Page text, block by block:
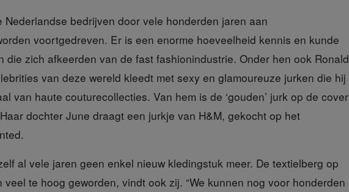
Nederlandse bedrijven door vele honderden jaren aan
voortgedreven. Er is een enorme hoeveelheid kennis en kunde
die zich afkeerden van de fast fashionindustrie. Onder hen ook Ronald
van deze wereld kleedt met sexy en glamoureuze jurken die hij
van haute couturecollecties. Van hem is de ‘gouden’ jurk op de cover
dochter June draagt een jurkje van H&M, gekocht op het
al vele jaren geen enkel nieuw kledingstuk meer. De textielberg op
te hoog geworden, vindt ook zij. “We kunnen nog voor honderden